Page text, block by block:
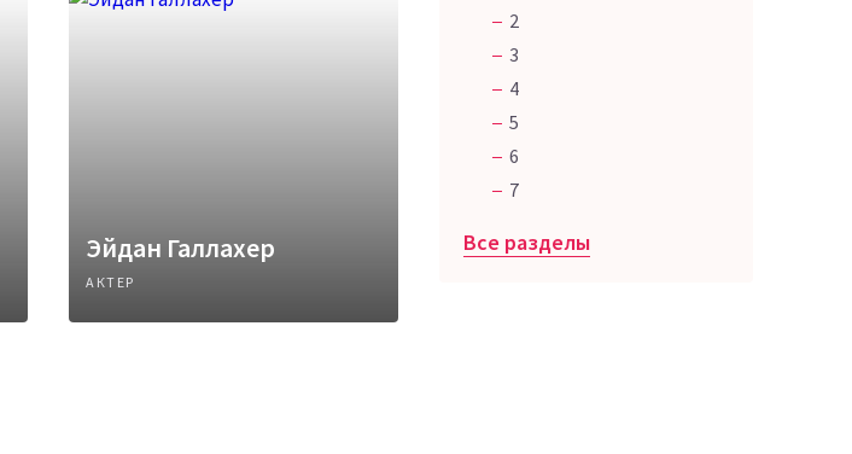
Эйдан Галлахер
АКТЕР
2
3
4
5
6
7
Все разделы